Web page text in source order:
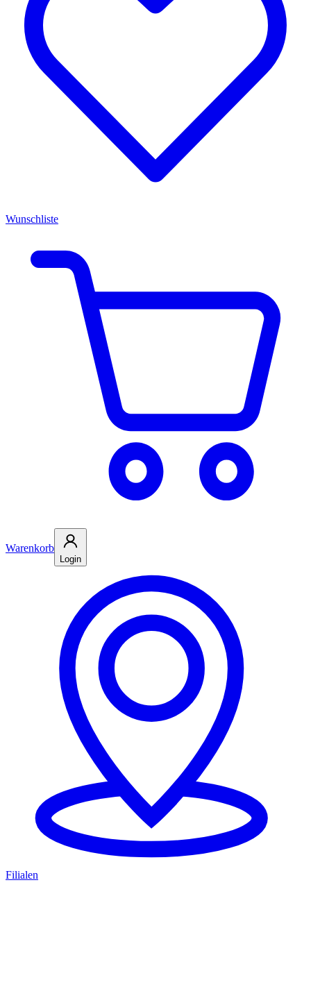
Wunschliste
Warenkorb
Login
Filialen